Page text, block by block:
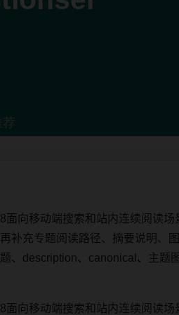
向移动端搜索和站内连续阅读
补充专题阅读路径、摘要说明、
、description、canonical、主题
向移动端搜索和站内连续阅读